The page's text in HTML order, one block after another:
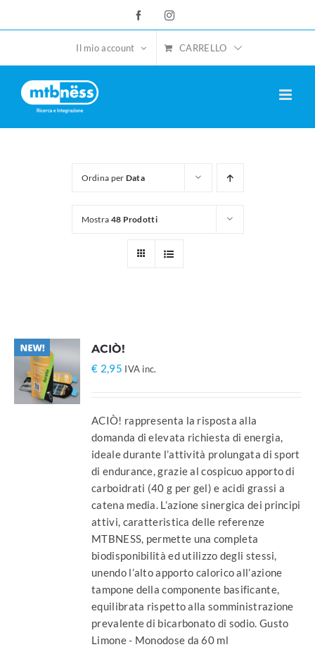
FacebookInstagram
Il mio account CARRELLO
Ordina per Data
Mostra 48 Prodotti
ACIÒ!
€ 2,95 IVA inc.
ACIÒ! rappresenta la risposta alla
domanda di elevata richiesta di energia,
ideale durante l’attività prolungata di sport
di endurance, grazie al cospicuo apporto di
carboidrati (40 g per gel) e acidi grassi a
catena media. L’azione sinergica dei principi
attivi, caratteristica delle referenze
MTBNESS, permette una completa
biodisponibilità ed utilizzo degli stessi,
unendo l’alto apporto calorico all’azione
tampone della componente basificante,
equilibrata rispetto alla somministrazione
prevalente di bicarbonato di sodio. Gusto
Limone - Monodose da 60 ml